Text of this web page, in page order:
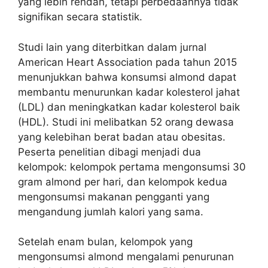
signifikan secara statistik.
Studi lain yang diterbitkan dalam jurnal
American Heart Association pada tahun 2015
menunjukkan bahwa konsumsi almond dapat
membantu menurunkan kadar kolesterol jahat
(LDL) dan meningkatkan kadar kolesterol baik
(HDL). Studi ini melibatkan 52 orang dewasa
yang kelebihan berat badan atau obesitas.
Peserta penelitian dibagi menjadi dua
kelompok: kelompok pertama mengonsumsi 30
gram almond per hari, dan kelompok kedua
mengonsumsi makanan pengganti yang
mengandung jumlah kalori yang sama.
Setelah enam bulan, kelompok yang
mengonsumsi almond mengalami penurunan